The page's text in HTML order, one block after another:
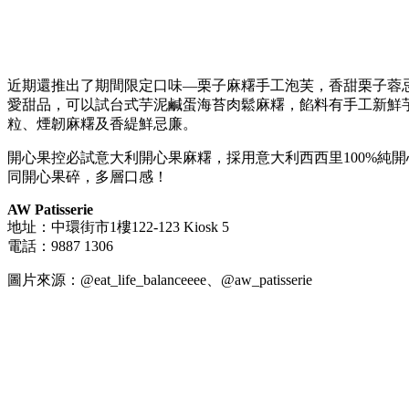
近期還推出了期間限定口味—栗子麻糬手工泡芙，香甜栗子蓉
愛甜品，可以試台式芋泥鹹蛋海苔肉鬆麻糬，餡料有手工新
粒、煙韌麻糬及香緹鮮忌廉。
開心果控必試意大利開心果麻糬，採用意大利西西里100%純
同開心果碎，多層口感！
AW Patisserie
地址：中環街市1樓122-123 Kiosk 5
電話：9887 1306
圖片來源：@eat_life_balanceeee、@aw_patisserie